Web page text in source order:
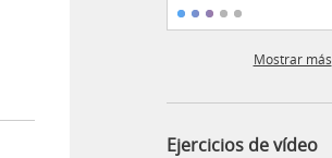
Mostrar más
Ejercicios de vídeo